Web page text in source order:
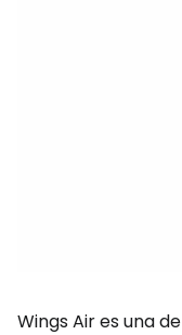
Wings Air es una